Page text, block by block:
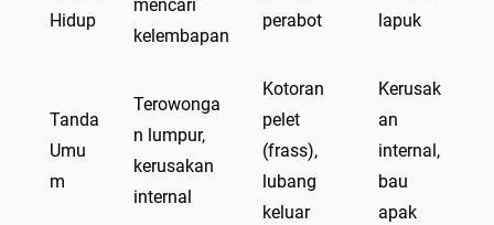
Hidup
mencari
kelembapan
perabot
lapuk
Tanda
Umu
m
Terowonga
n lumpur,
kerusakan
internal
Kotoran
pelet
(frass),
lubang
keluar
Kerusak
an
internal,
bau
apak